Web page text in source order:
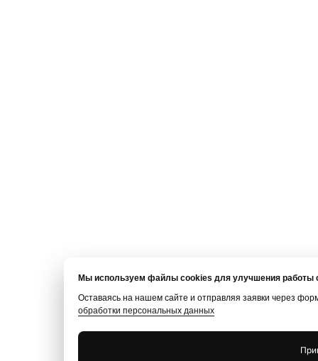
Мы используем файлы cookies для улучшения работы
Оставаясь на нашем сайте и отправляя заявки через
обработки персональных данных